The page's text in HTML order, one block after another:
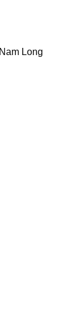
Long